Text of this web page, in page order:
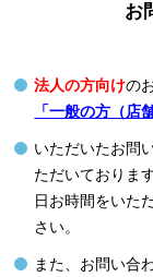
お
法人の方向けの
「一般の方（店
いただいたお問
ただいておりま
日お時間をいた
さい。
また、お問い合